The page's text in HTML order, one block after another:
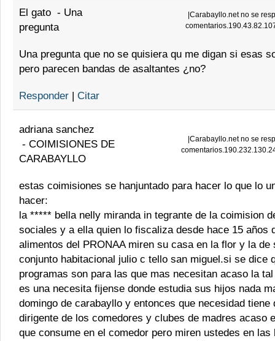
El gato - Una
pregunta
Carabayllo.net no se
Una pregunta que no se quisiera qu me digan si esas
pero parecen bandas de asaltantes ¿no?
Responder | Citar
adriana sanchez
- COIMISIONES DE
CARABAYLLO
Carabayllo.net no se
estas coimisiones se hanjuntado para hacer lo que lo
hacer:
la ***** bella nelly miranda in tegrante de la coimision
sociales y a ella quien lo fiscaliza desde hace 15 años
alimentos del PRONAA miren su casa en la flor y la de
conjunto habitacional julio c tello san miguel.si se dice
programas son para las que mas necesitan acaso la
es una necesita fijense donde estudia sus hijos nada
domingo de carabayllo y entonces que necesidad tiene
dirigente de los comedores y clubes de madres acaso
que consume en el comedor pero miren ustedes en las